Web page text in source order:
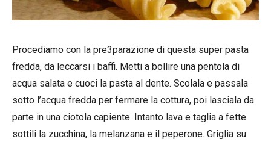
Procediamo con la pre3parazione di questa super pasta
fredda, da leccarsi i baffi. Metti a bollire una pentola di
acqua salata e cuoci la pasta al dente. Scolala e passala
sotto l’acqua fredda per fermare la cottura, poi lasciala da
parte in una ciotola capiente. Intanto lava e taglia a fette
sottili la zucchina, la melanzana e il peperone. Griglia su